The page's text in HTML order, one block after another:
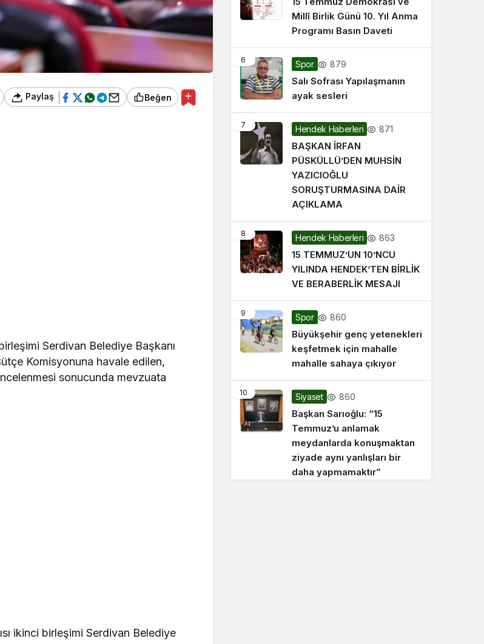
Paylaş Beğen
Serdivan Belediye Başkanı
Komisyonuna havale edilen,
sonucunda mevzuata
ikinci birleşimi Serdivan Belediye
Millî Birlik Günü 10. Yıl Anma
Programı Basın Daveti
6 Spor 879
Salı Sofrası Yapılaşmanın
ayak sesleri
7 Hendek Haberleri 871
BAŞKAN İRFAN
PÜSKÜLLÜ’DEN MUHSİN
YAZICIOĞLU
SORUŞTURMASINA DAİR
AÇIKLAMA
8 Hendek Haberleri 863
15 TEMMUZ’UN 10’NCU
YILINDA HENDEK’TEN BİRLİK
VE BERABERLİK MESAJI
9 Spor 860
Büyükşehir genç yetenekleri
keşfetmek için mahalle
mahalle sahaya çıkıyor
10 Siyaset 860
Başkan Sarıoğlu: “15
Temmuz’u anlamak
meydanlarda konuşmaktan
ziyade aynı yanlışları bir
daha yapmamaktır”